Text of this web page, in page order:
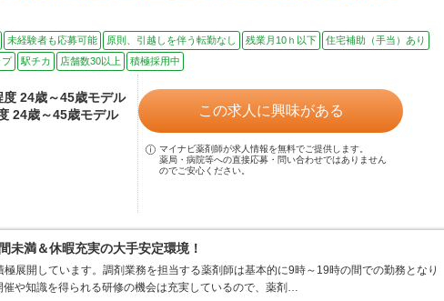
未経験者も応募可能 原則、引越しを伴う転勤なし 残業月10ｈ以下
住宅補助（手当）あり
プ 駅チカ 店舗数30以上 積極採用中
度 24歳～45歳モデル
24歳～45歳モデル
この求人に興味がある
マイナビ薬剤師が求人情報を無料でご提供します。
薬局・病院等への直接応募・問い合わせではありません
のでご安心ください。
未満＆休暇充実の大手安定環境！
展開しています。調剤業務を担当する薬剤師は基本的に9時～19時の間での勤務となり
催や知識を得られる研修の機会は充実しているので、薬剤…